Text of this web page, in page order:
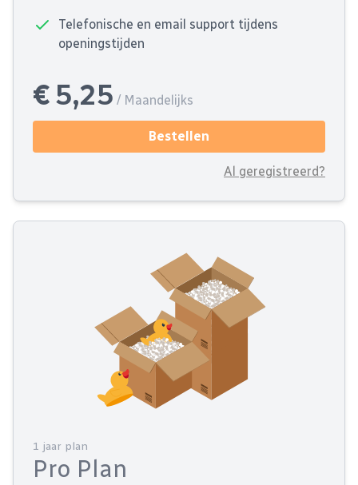
Telefonische en email support tijdens
openingstijden
€ 5,25 / Maandelijks
Bestellen
Al geregistreerd?
1 jaar plan
Pro Plan